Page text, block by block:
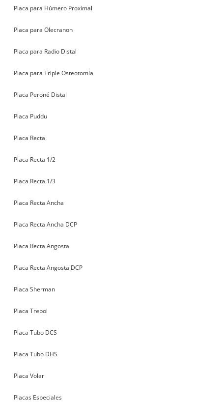
Placa para Húmero Proximal
Placa para Olecranon
Placa para Radio Distal
Placa para Triple Osteotomía
Placa Peroné Distal
Placa Puddu
Placa Recta
Placa Recta 1/2
Placa Recta 1/3
Placa Recta Ancha
Placa Recta Ancha DCP
Placa Recta Angosta
Placa Recta Angosta DCP
Placa Sherman
Placa Trebol
Placa Tubo DCS
Placa Tubo DHS
Placa Volar
Placas Especiales